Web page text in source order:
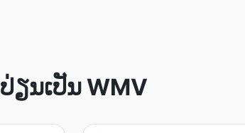
ປ່ຽນ​ເປັນ WMV